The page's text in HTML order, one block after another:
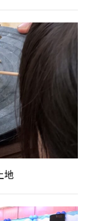
地